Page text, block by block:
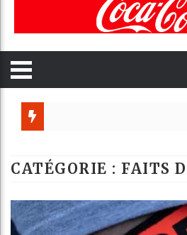
CATÉGORIE : FAITS